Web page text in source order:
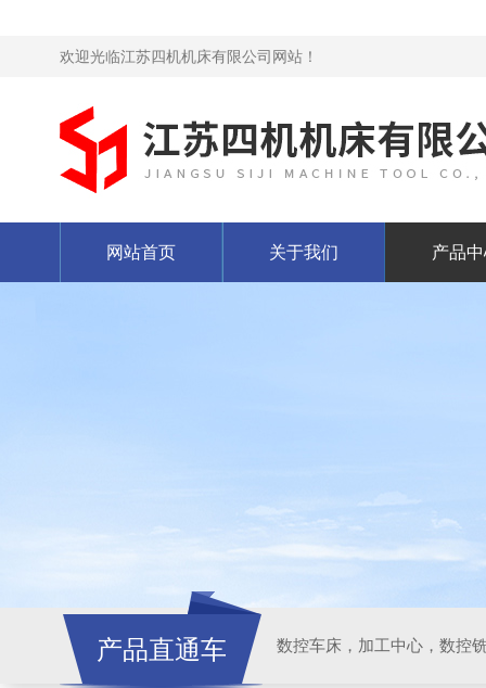
欢迎光临江苏四机机床有限公司网站！
网站首页 关于我们 产品
产品直通车